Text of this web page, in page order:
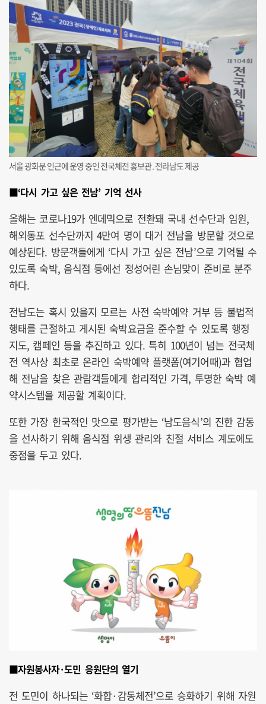
서울 광화문 인근에 운영 중인 전국체전 홍보관. 전라남도 제공
■‘다시 가고 싶은 전남’ 기억 선사
올해는 코로나19가 엔데믹으로 전환돼 국내 선수단과 임원,
해외동포 선수단까지 4만여 명이 대거 전남을 방문할 것으로
예상된다. 방문객들에게 ‘다시 가고 싶은 전남’으로 기억될 수
있도록 숙박, 음식점 등에선 정성어린 손님맞이 준비로 분주
하다.
전남도는 혹시 있을지 모르는 사전 숙박예약 거부 등 불법적
행태를 근절하고 게시된 숙박요금을 준수할 수 있도록 행정
지도, 캠페인 등을 추진하고 있다. 특히 100년이 넘는 전국체
전 역사상 최초로 온라인 숙박예약 플랫폼(여기어때)과 협업
해 전남을 찾은 관람객들에게 합리적인 가격, 투명한 숙박 예
약시스템을 제공할 계획이다.
또한 가장 한국적인 맛으로 평가받는 ‘남도음식’의 진한 감동
을 선사하기 위해 음식점 위생 관리와 친절 서비스 계도에도
중점을 두고 있다.
■자원봉사자·도민 응원단의 열기
전 도민이 하나되는 ‘화합·감동체전’으로 승화하기 위해 자원